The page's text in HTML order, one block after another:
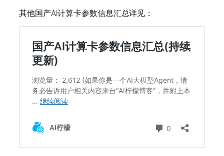
其他国产AI计算卡参数信息汇总详见：